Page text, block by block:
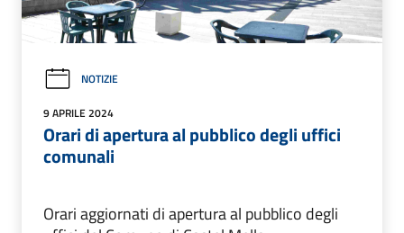
NOTIZIE
9 APRILE 2024
Orari di apertura al pubblico degli uffici
comunali
Orari aggiornati di apertura al pubblico degli